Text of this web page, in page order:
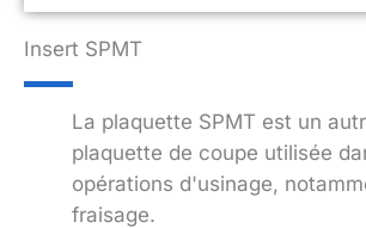
Insert SPMT
La plaquette SPMT est un
plaquette de coupe utilisée
opérations d'usinage,
fraisage.